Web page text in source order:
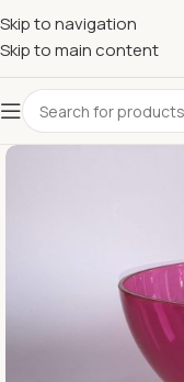
Skip to navigation
Skip to main content